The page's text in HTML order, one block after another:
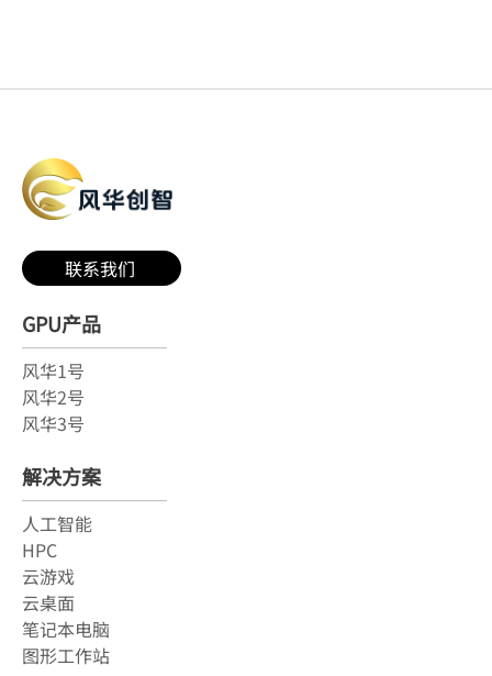
联系我们
GPU产品
风华1号
风华2号
风华3号
解决方案
人工智能
HPC
云游戏
云桌面
笔记本电脑
图形工作站